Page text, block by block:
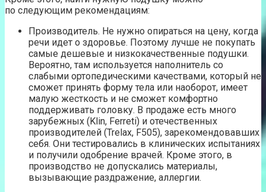
по следующим рекомендациям:
Производитель. Не нужно опираться на цену, когда
речи идет о здоровье. Поэтому лучше не покупать
самые дешевые и низкокачественные подушки.
Вероятно, там используется наполнитель со
слабыми ортопедическими качествами, который не
сможет принять форму тела или наоборот, имеет
малую жесткость и не сможет комфортно
поддерживать головку. В продаже есть много
зарубежных (Klin, Ferreti) и отечественных
производителей (Trelax, F505), зарекомендовавших
себя. Они тестировались в клинических испытаниях
и получили одобрение врачей. Кроме этого, в
производство не допускались материалы,
вызывающие раздражение, аллергии.